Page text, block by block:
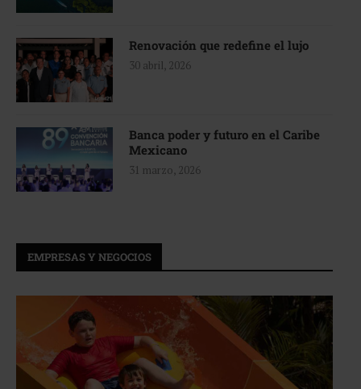
Renovación que redefine el lujo
30 abril, 2026
Banca poder y futuro en el Caribe
Mexicano
31 marzo, 2026
EMPRESAS Y NEGOCIOS